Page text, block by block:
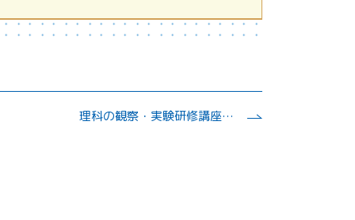
理科の観察・実験研修講座１ 宇宙科学